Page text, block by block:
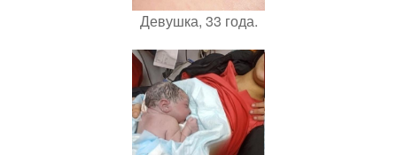
Девушка, 33 года.